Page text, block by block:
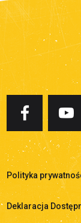
Polityka
Deklaracja